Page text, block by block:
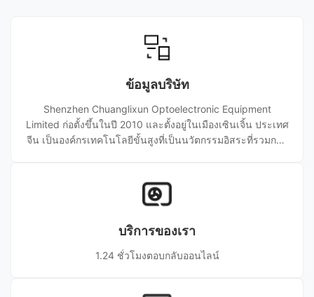
ข้อมูลบริษัท
Shenzhen Chuanglixun Optoelectronic Equipment
Limited ก่อตั้งขึ้นในปี 2010 และตั้งอยู่ในเมืองเซินเจิ้น ประเทศ
จีน เป็นองค์กรเทคโนโลยีขั้นสูงที่เป็นนวัตกรรมอิสระที่รวมการ
เราจัดหาอุปกรณ์ประสิทธิภาพสูงและโซลูชั่นที่ปรับแต่งให้แก่
ลูกค้าทั่วโลก และได้รับความไว้วางใจในระยะยาวด้วยคุณภาพ
บริการของเรา
1.24 ชั่วโมงตอบกลับออนไลน์